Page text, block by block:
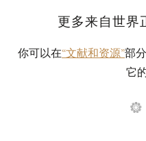
更多来自世
你可以在“文献和资源”部
它